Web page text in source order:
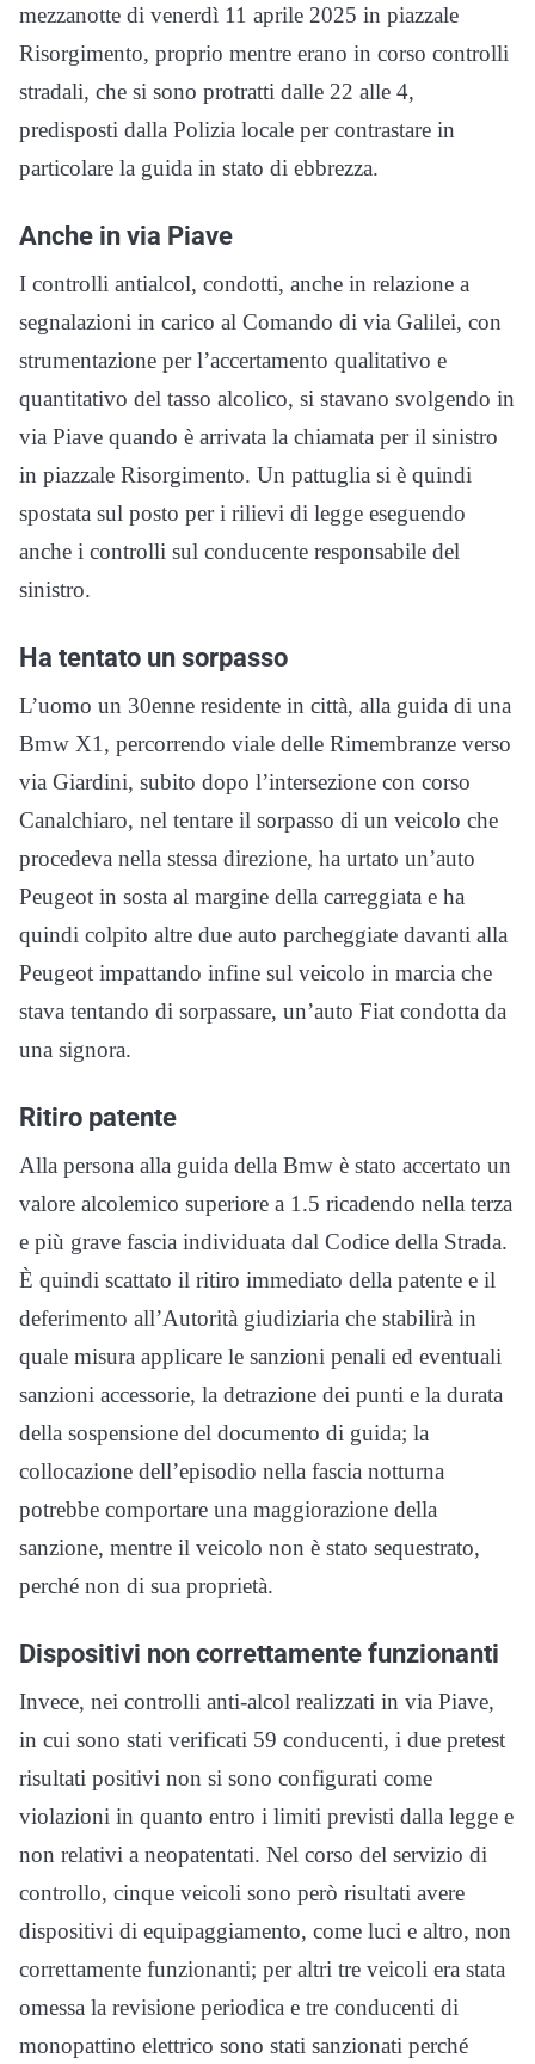
mezzanotte di venerdì 11 aprile 2025 in piazzale
Risorgimento, proprio mentre erano in corso controlli
stradali, che si sono protratti dalle 22 alle 4,
predisposti dalla Polizia locale per contrastare in
particolare la guida in stato di ebbrezza.
Anche in via Piave
I controlli antialcol, condotti, anche in relazione a
segnalazioni in carico al Comando di via Galilei, con
strumentazione per l’accertamento qualitativo e
quantitativo del tasso alcolico, si stavano svolgendo in
via Piave quando è arrivata la chiamata per il sinistro
in piazzale Risorgimento. Un pattuglia si è quindi
spostata sul posto per i rilievi di legge eseguendo
anche i controlli sul conducente responsabile del
sinistro.
Ha tentato un sorpasso
L’uomo un 30enne residente in città, alla guida di una
Bmw X1, percorrendo viale delle Rimembranze verso
via Giardini, subito dopo l’intersezione con corso
Canalchiaro, nel tentare il sorpasso di un veicolo che
procedeva nella stessa direzione, ha urtato un’auto
Peugeot in sosta al margine della carreggiata e ha
quindi colpito altre due auto parcheggiate davanti alla
Peugeot impattando infine sul veicolo in marcia che
stava tentando di sorpassare, un’auto Fiat condotta da
una signora.
Ritiro patente
Alla persona alla guida della Bmw è stato accertato un
valore alcolemico superiore a 1.5 ricadendo nella terza
e più grave fascia individuata dal Codice della Strada.
È quindi scattato il ritiro immediato della patente e il
deferimento all’Autorità giudiziaria che stabilirà in
quale misura applicare le sanzioni penali ed eventuali
sanzioni accessorie, la detrazione dei punti e la durata
della sospensione del documento di guida; la
collocazione dell’episodio nella fascia notturna
potrebbe comportare una maggiorazione della
sanzione, mentre il veicolo non è stato sequestrato,
perché non di sua proprietà.
Dispositivi non correttamente funzionanti
Invece, nei controlli anti-alcol realizzati in via Piave,
in cui sono stati verificati 59 conducenti, i due pretest
risultati positivi non si sono configurati come
violazioni in quanto entro i limiti previsti dalla legge e
non relativi a neopatentati. Nel corso del servizio di
controllo, cinque veicoli sono però risultati avere
dispositivi di equipaggiamento, come luci e altro, non
correttamente funzionanti; per altri tre veicoli era stata
omessa la revisione periodica e tre conducenti di
monopattino elettrico sono stati sanzionati perché